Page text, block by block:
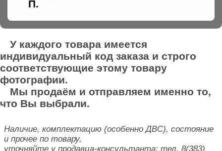
П.
У каждого товара имеется
индивидуальный код заказа и строго
соответствующие этому товару
фотографии.
Мы продаём и отправляем именно то,
что Вы выбрали.
Наличие, комплектацию (особенно ДВС), состояние
и прочее по товару,
уточняйте у продавца-консультанта: тел. 8(383)